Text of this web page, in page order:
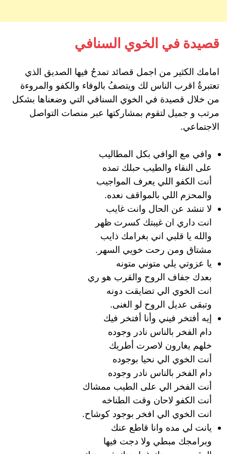
قصيدة في الخوي السنافي
امامك الكثير من اجمل قصائد تمدحُ فيها الصديق الذي
تعتبرةُ اقرب الناس لك ويتصفُ بالوفاء والكفو والمروءة
من خلال قصيدة في الخوي السنافي التي وضعناها بشكل
مرتب و جميل لتقوم بمشاركتها عبر منصات التواصل
الاجتماعي.
وافي مع الوافي بكل المطاليب
على النقاء والطيب حبلك تمده
أنت الكفو اللي يعرف المواجيب
والمحزم اللي بالمواقف نعده.
لا تنشد عن الحال وانت غايب
انت داري ان غيبتك كسرت ظهر
والله يا قلبي اني بغرامك ذايب
مشتاق ومن رحت خويي السهر.
يا عزوتي يلي متوني متونه
بعدك جفاف الروح والقرب هو ري
انت الخوي الي تضايقت دونه
وتبقى عديل الروح لو الغنى.
إيه أفتخر فيني وأنا أفتخر فيك
دام الفخر بالناس نادر وجوده
خلهم يغارون لاصرت أطريك
أنت الخوي الي نحيا بوجوده
دام الفخر بالناس نادر وجوده
أنت الفخر الي على الطيب ممشاك
أنت الكفو لاحان وقت الطناخه
انت الخوي الي افخر بوجود كوشاح.
يانت لي مده وانا قاطع عنك
وبرامجك مبطي ولا دجت فيها